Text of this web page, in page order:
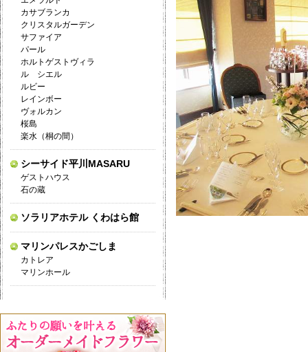
カサブランカ
クリスタルガーデン
サファイア
パール
ホルトゲストヴィラ
ル シエル
ルビー
レインボー
ヴォルカン
桜島
楽水（桐の間）
シーサイド平川MASARU
ゲストハウス
石の蔵
ソラリアホテル くわはら館
マリンパレスかごしま
カトレア
マリンホール